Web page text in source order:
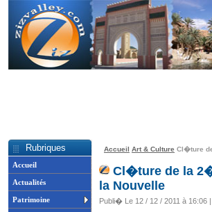
Rubriques
Accueil
Actualités
Patrimoine
Accueil Art & Culture Cl�ture
Cl�ture de la
la Nouvelle
Publi� Le 12 / 12 / 2011 à 16:06